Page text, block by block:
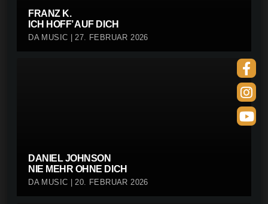
FRANZ K.
ICH HOFF’ AUF DICH
DA MUSIC | 27. FEBRUAR 2026
DANIEL JOHNSON
NIE MEHR OHNE DICH
DA MUSIC | 20. FEBRUAR 2026